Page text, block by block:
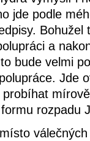
jde podle
Bohužel
a
bude velmi
Jde
rozpadu